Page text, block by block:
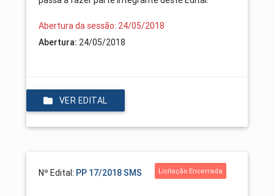
Abertura da sessão: 24/05/2018
Abertura: 24/05/2018
VER EDITAL
Nº Edital: PP 17/2018 SMS Licitação Encerrada